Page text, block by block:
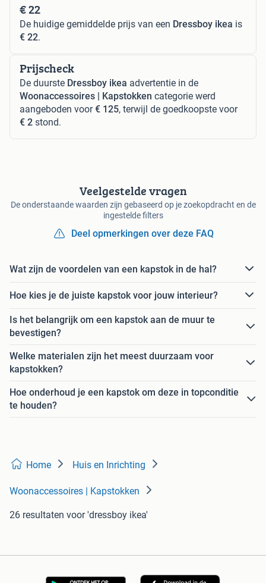
€ 22
De huidige gemiddelde prijs van een Dressboy ikea is
€ 22.
Prijscheck
De duurste Dressboy ikea advertentie in de
Woonaccessoires | Kapstokken categorie werd
aangeboden voor€ 125, terwijl de goedkoopste voor
€ 2 stond.
Veelgestelde vragen
De onderstaande waarden zijn gebaseerd op je zoekopdracht en de
ingestelde filters
Deel opmerkingen over deze FAQ
Wat zijn de voordelen van een kapstok in de hal?
Hoe kies je de juiste kapstok voor jouw interieur?
Is het belangrijk om een kapstok aan de muur te
bevestigen?
Welke materialen zijn het meest duurzaam voor
kapstokken?
Hoe onderhoud je een kapstok om deze in topconditie
te houden?
Home Huis en Inrichting
Woonaccessoires | Kapstokken
26 resultaten voor 'dressboy ikea'